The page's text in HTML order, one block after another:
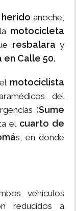
herido anoche,
motocicleta
resbalara y
en Calle 50.
el motociclista
del
(Sume
el cuarto de
s, en donde
vehículos
reducidos a